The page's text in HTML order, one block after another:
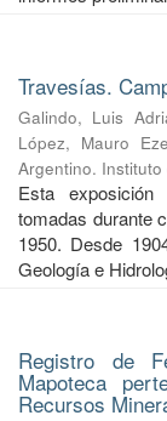
Travesías.
Galindo, Luis
López, Mauro
Argentino.
Esta
tomadas durante
1950. Desde
Geología e
Registro de
Mapoteca
Recursos